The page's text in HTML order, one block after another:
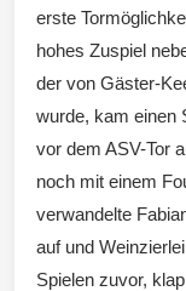
erste
hohes Zuspiel
der von Gäster-
wurde, kam einen
vor dem ASV-Tor
noch mit einem
verwandelte
auf und
Spielen zuvor,